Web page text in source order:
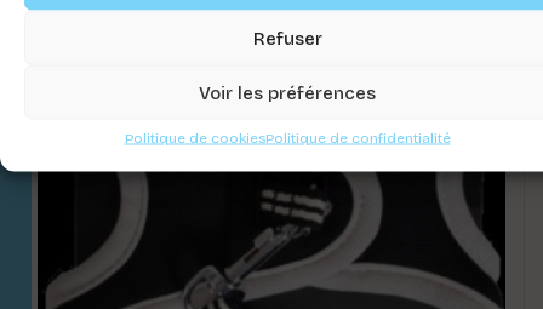
Refuser
Voir les préférences
Politique de cookiesPolitique de confidentialité